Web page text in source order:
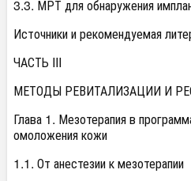
3.3. МРТ для обнаружения
Источники и рекомендуемая
ЧАСТЬ III
МЕТОДЫ РЕВИТАЛИЗАЦИИ И
Глава 1. Мезотерапия в
омоложения кожи
1.1. От анестезии к мезотерапии